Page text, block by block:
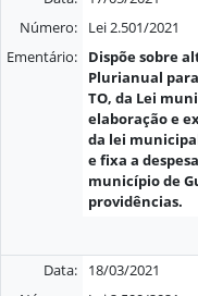
Número:
Lei 2.501/2021
Ementário:
Dispõe sobre
Plurianual
TO, da Lei
elaboração e
da lei
e fixa a
município de
providências.
Data:
18/03/2021